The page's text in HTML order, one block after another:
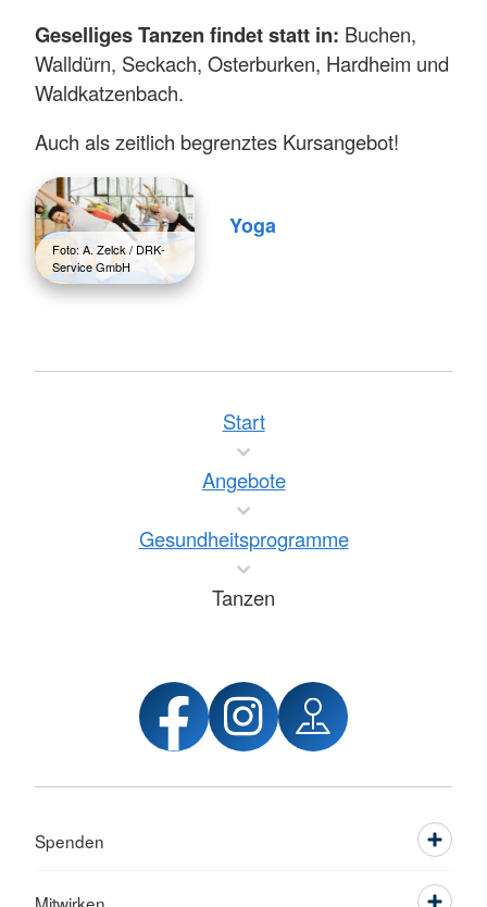
Geselliges Tanzen findet statt in: Buchen,
Walldürn, Seckach, Osterburken, Hardheim und
Waldkatzenbach.
Auch als zeitlich begrenztes Kursangebot!
Foto: A. Zelck / DRK-
Service GmbH
Yoga
Start
Angebote
Gesundheitsprogramme
Tanzen
Spenden